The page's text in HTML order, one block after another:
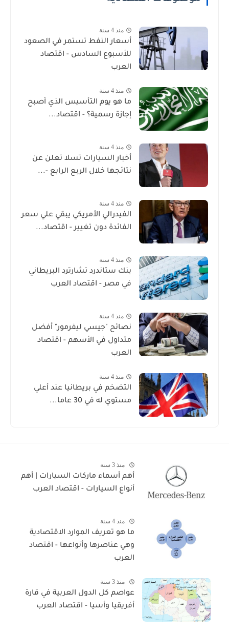
منذ 4 سنة
أسعار النفط تستمر في الصعود
للأسبوع السادس - اقتصاد
العرب
منذ 4 سنة
ما هو يوم التأسيس الذي أصبح
إجازة رسمية؟ - اقتصاد...
منذ 4 سنة
أخبار السيارات تسلا تعلن عن
نتائجها خلال الربع الرابع -...
منذ 4 سنة
الفيدرالي الأمريكي يبقي علي سعر
الفائدة دون تغيير - اقتصاد...
منذ 4 سنة
بنك ستاندرد تشارترد البريطاني
في مصر - اقتصاد العرب
منذ 4 سنة
نصائح "جيسي ليفرمور" أفضل
متداول في الأسهم - اقتصاد
العرب
منذ 4 سنة
التضخم في بريطانيا عند أعلي
مستوي له في 30 عاما...
منذ 3 سنة
أهم أسماء ماركات السيارات | أهم
أنواع السيارات - اقتصاد العرب
منذ 4 سنة
ما هو تعريف الموارد الاقتصادية
وهي عناصرها وأنواعها - اقتصاد
العرب
منذ 3 سنة
عواصم كل الدول العربية في قارة
أفريقيا وأسيا - اقتصاد العرب